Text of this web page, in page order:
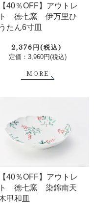
40％OFF】アウトレ
徳七窯 伊万里ひ
たん6寸皿
2,376円(税込)
定価：3,960円(税込)
MORE
40％OFF】アウトレ
徳七窯 染錦南天
甲和皿